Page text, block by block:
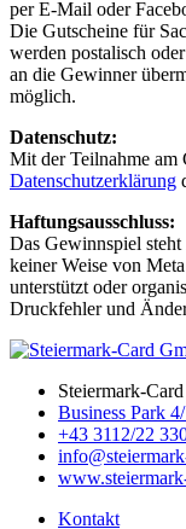
per E-Mail oder
Die Gutscheine für
werden postalisch
an die Gewinner
möglich.
Datenschutz:
Mit der Teilnahme am
Datenschutzerklärung
Haftungsausschluss:
Das Gewinnspiel
keiner Weise von
unterstützt oder
Druckfehler und
Steiermark-
Business Park
+43 3112/22
Kontakt